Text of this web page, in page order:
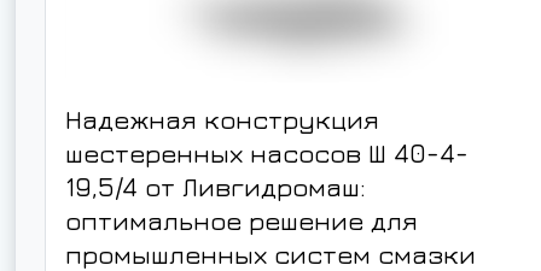
Надежная конструкция
шестеренных насосов Ш 40-4-
19,5/4 от Ливгидромаш:
оптимальное решение для
промышленных систем смазки